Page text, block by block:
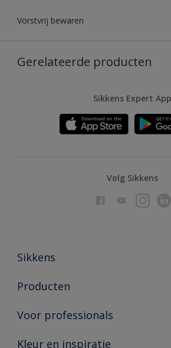
Vorstvrij bewaren
Gerelateerde producten
Sikkens Expert App
Volg Sikkens
Sikkens
Over Sikkens
Duurzaamheid
Producten
Producten voor binnen
Voor professionals
Advies & service
Kleur en inspiratie